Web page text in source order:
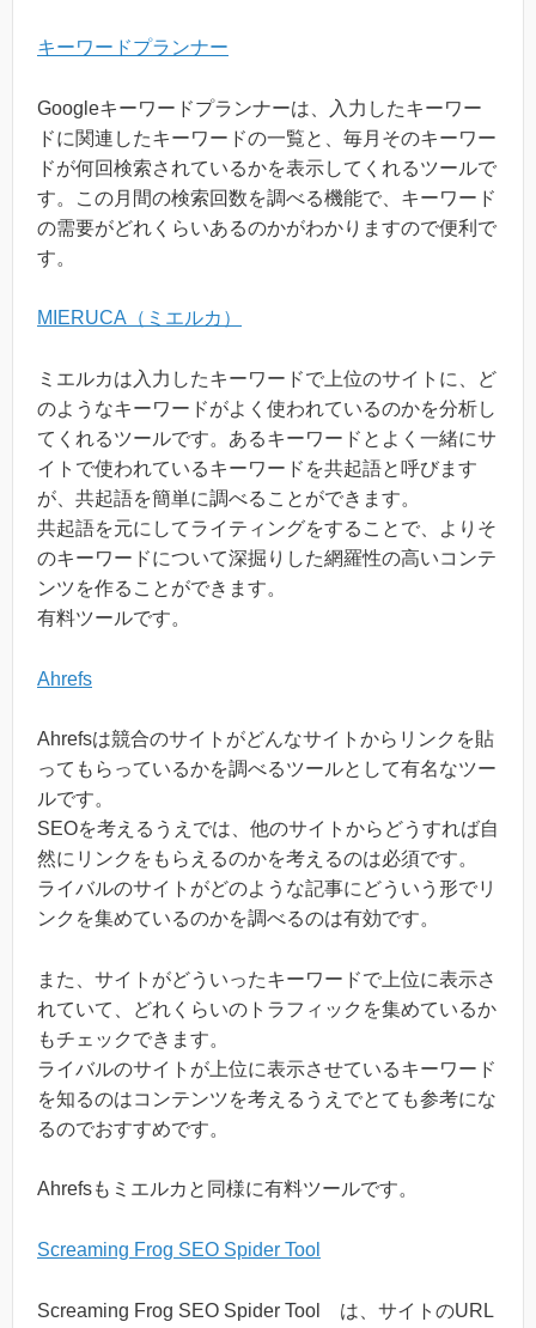
キーワードプランナー
Googleキーワードプランナーは、入力したキーワー
ドに関連したキーワードの一覧と、毎月そのキーワー
ドが何回検索されているかを表示してくれるツールで
す。この月間の検索回数を調べる機能で、キーワード
の需要がどれくらいあるのかがわかりますので便利で
す。
MIERUCA（ミエルカ）
ミエルカは入力したキーワードで上位のサイトに、ど
のようなキーワードがよく使われているのかを分析し
てくれるツールです。あるキーワードとよく一緒にサ
イトで使われているキーワードを共起語と呼びます
が、共起語を簡単に調べることができます。
共起語を元にしてライティングをすることで、よりそ
のキーワードについて深掘りした網羅性の高いコンテ
ンツを作ることができます。
有料ツールです。
Ahrefs
Ahrefsは競合のサイトがどんなサイトからリンクを貼
ってもらっているかを調べるツールとして有名なツー
ルです。
SEOを考えるうえでは、他のサイトからどうすれば自
然にリンクをもらえるのかを考えるのは必須です。
ライバルのサイトがどのような記事にどういう形でリ
ンクを集めているのかを調べるのは有効です。
また、サイトがどういったキーワードで上位に表示さ
れていて、どれくらいのトラフィックを集めているか
もチェックできます。
ライバルのサイトが上位に表示させているキーワード
を知るのはコンテンツを考えるうえでとても参考にな
るのでおすすめです。
Ahrefsもミエルカと同様に有料ツールです。
Screaming Frog SEO Spider Tool
Screaming Frog SEO Spider Tool は、サイトのURL